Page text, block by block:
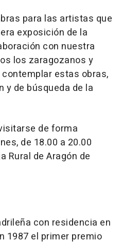
para las artistas que
exposición de la
con nuestra
los zaragozanos y
estas obras,
y de búsqueda de la
de forma
de 18.00 a 20.00
Rural de Aragón de
con residencia en
1987 el primer premio